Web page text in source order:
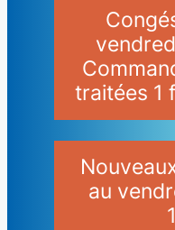
traitées 1
au